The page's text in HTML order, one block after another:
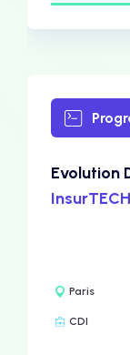
Evolution
InsurTECH
Paris
CDI